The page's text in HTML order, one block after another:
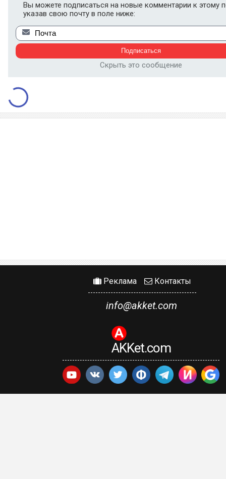
Вы можете подписаться на новые комментарии к этому
указав свою почту в поле ниже:
Скрыть это сообщение
Реклама Контакты
info@akket.com
AKKet.com